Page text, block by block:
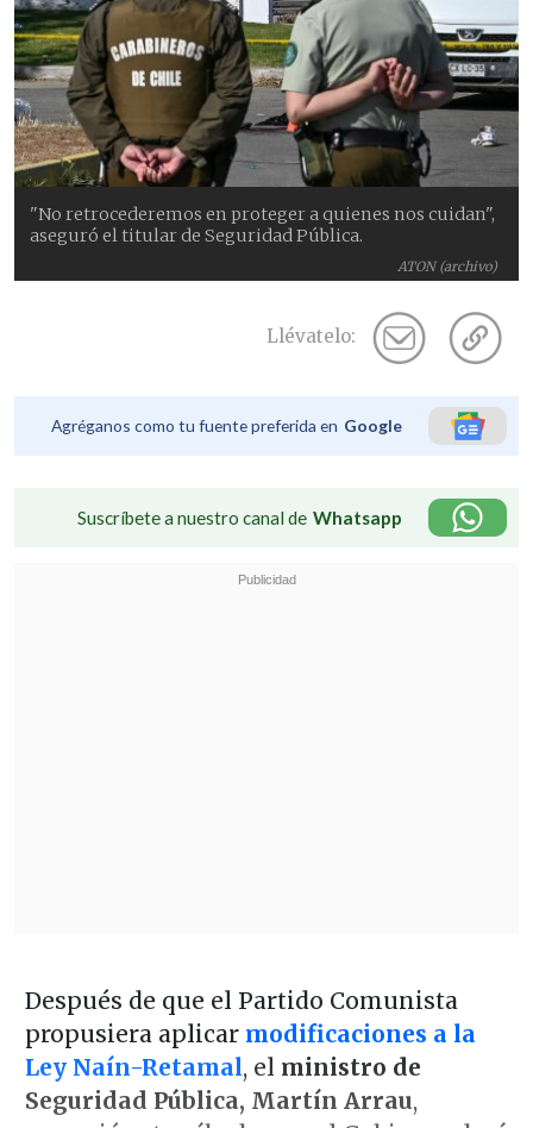
ATON (archivo)
"No retrocederemos en proteger a quienes nos cuidan",
aseguró el titular de Seguridad Pública.
Llévatelo:
Agréganos como tu fuente preferida en Google
Suscríbete a nuestro canal de Whatsapp
Después de que el Partido Comunista
propusiera aplicar modificaciones a la
Ley Naín-Retamal, el ministro de
Seguridad Pública, Martín Arrau,